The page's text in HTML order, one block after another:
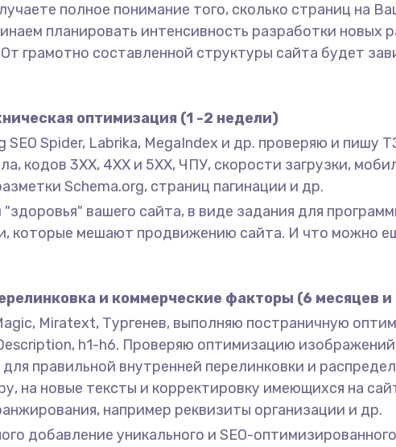
полное понимание того, сколько страниц на
планировать интенсивность разработки новых
грамотно составленной структуры сайта будет
оптимизация (1 -2 недели)
Spider, Labrika, MegaIndex и др. проверяю и пишу
кодов 3XX, 4XX и 5XX, ЧПУ, скорости загрузки,
Schema.org, страниц пагинации и др.
вашего сайта, в виде задания для
которые мешают продвижению сайта. И что можно
и коммерческие факторы (6 месяцев и
Miratext, Тургенев, выполняю постраничную
h1-h6. Проверяю оптимизацию
правильной внутренней перелинковки и
на новые тексты и корректировку имеющихся на
например реквизиты организации и др.
добавление уникального и SEO-